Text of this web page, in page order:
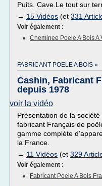
Puits. Cave.Le tout sur
→ 15 Vidéos (et 331
Voir également :
Cheminee Poele A Bois A
FABRICANT POELE A BOIS »
Cashin, Fabricant
depuis 1978
voir la vidéo
Présentation de la société
fabricant Français de
gamme complète
la France.
→ 11 Vidéos (et 329
Voir également :
Fabricant Poele A Bois